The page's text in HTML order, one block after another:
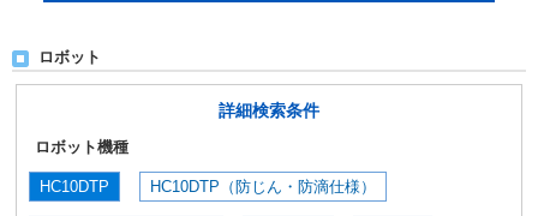
ロボット
詳細検索条件
ロボット機種
HC10DTP HC10DTP（防じん・防滴仕様）